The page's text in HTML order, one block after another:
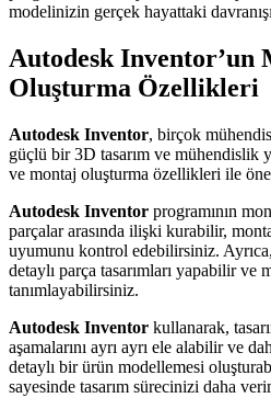
modelinizin gerçek hayattaki
Autodesk Inventor’un
Oluşturma Özellikleri
Autodesk Inventor, birçok
güçlü bir 3D tasarım ve mühendislik
ve montaj oluşturma özellikleri ile öne
Autodesk Inventor programının
parçalar arasında ilişki kurabilir,
uyumunu kontrol edebilirsiniz.
detaylı parça tasarımları yapabilir ve
tanımlayabilirsiniz.
Autodesk Inventor kullanarak,
aşamalarını ayrı ayrı ele alabilir ve
detaylı bir ürün modellemesi
sayesinde tasarım sürecinizi daha